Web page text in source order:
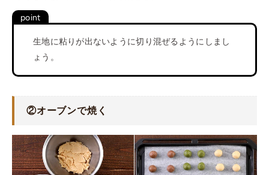
生地に粘りが出ないように切り混ぜるようにしまし
ょう。
②オーブンで焼く